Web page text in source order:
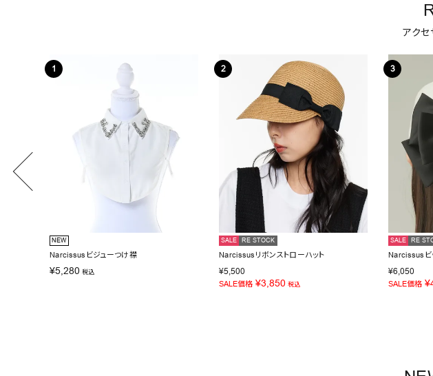
アクセ
NEW
Narcissusビジューつけ襟
¥5,280 税込
SALE RE STOCK
Narcissusリボンストローハット
¥5,500
SALE価格 ¥3,850 税込
SALE RE
Narcissusビ
¥6,050
SALE価格 ¥